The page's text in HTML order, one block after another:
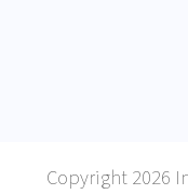
Copyright 2026